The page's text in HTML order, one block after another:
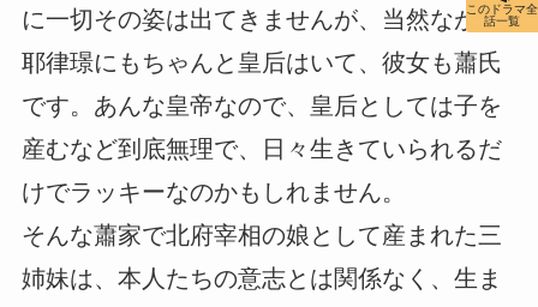
に一切その姿は出てきませんが、当然ながら
耶律璟にもちゃんと皇后はいて、彼女も蕭氏
です。あんな皇帝なので、皇后としては子を
産むなど到底無理で、日々生きていられるだ
けでラッキーなのかもしれません。
そんな蕭家で北府宰相の娘として産まれた三
姉妹は、本人たちの意志とは関係なく、生ま
このドラマ全
話一覧